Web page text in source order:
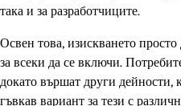
така и за разработчиците.
Освен това, изискването
за всеки да се включи.
докато вършат други
гъвкав вариант за тези с